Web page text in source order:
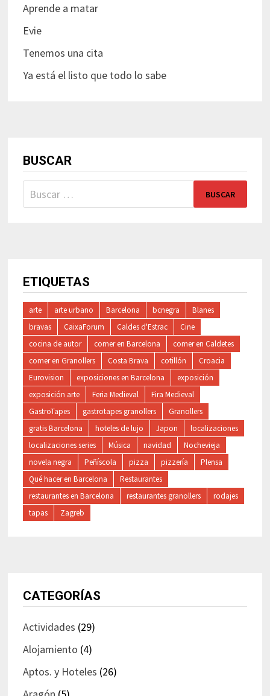
Aprende a matar
Evie
Tenemos una cita
Ya está el listo que todo lo sabe
BUSCAR
Buscar:
ETIQUETAS
arte arte urbano Barcelona bcnegra
Blanes
bravas
CaixaForum Caldes d'Estrac
Cine
cocina de autor
comer en Barcelona
comer en Caldetes
comer en Granollers
Costa Brava cotillón
Croacia
Eurovision
exposiciones en Barcelona
exposición
exposición arte
Feria Medieval
Fira Medieval
GastroTapes
gastrotapes granollers
Granollers
gratis Barcelona
hoteles de lujo Japon
localizaciones
localizaciones series
Música navidad
Nochevieja
novela negra
Peñíscola pizza pizzería
Plensa
Qué hacer en Barcelona
Restaurantes
restaurantes en Barcelona
restaurantes granollers
rodajes
tapas
Zagreb
CATEGORÍAS
Actividades (29)
Alojamiento (4)
Aptos. y Hoteles (26)